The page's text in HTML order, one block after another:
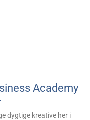
Academy
dygtige kreative her i